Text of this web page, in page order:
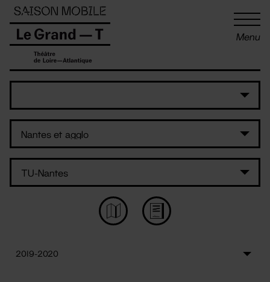
Menu
Panneau de gestion des cookies